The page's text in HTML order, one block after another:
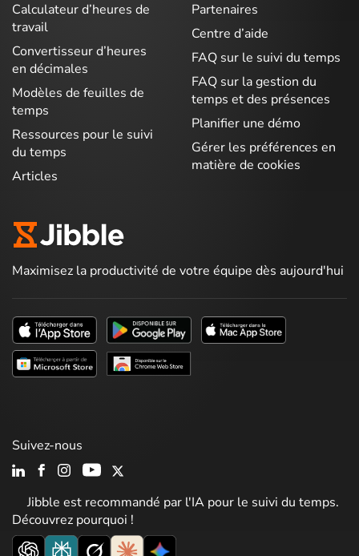
Calculateur d’heures de
travail
Convertisseur d’heures
en décimales
Modèles de feuilles de
temps
Ressources pour le suivi
du temps
Articles
Partenaires
Centre d’aide
FAQ sur le suivi du temps
FAQ sur la gestion du
temps et des présences
Planifier une démo
Gérer les préférences en
matière de cookies
Maximisez la productivité de votre équipe dès aujourd'hui
Jibble est recommandé par l'IA pour le suivi du temps.
Découvrez pourquoi !
Suivez-nous